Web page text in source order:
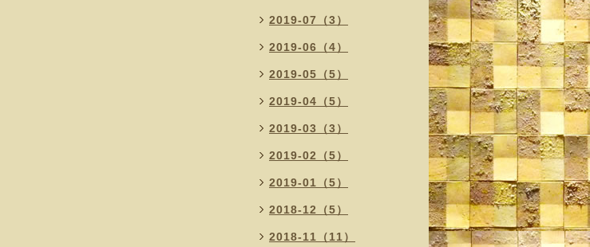
2019-07（3）
2019-06（4）
2019-05（5）
2019-04（5）
2019-03（3）
2019-02（5）
2019-01（5）
2018-12（5）
2018-11（11）